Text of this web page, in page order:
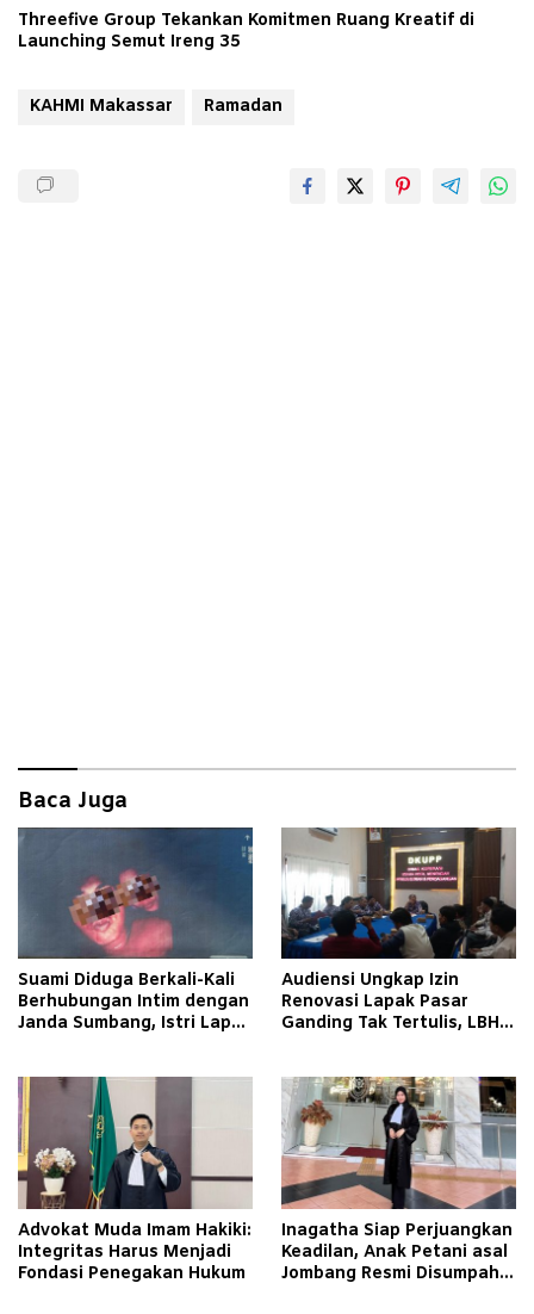
Threefive Group Tekankan Komitmen Ruang Kreatif di
Launching Semut Ireng 35
KAHMI Makassar Ramadan
Baca Juga
Suami Diduga Berkali-Kali
Berhubungan Intim dengan
Janda Sumbang, Istri Lapor
Audiensi Ungkap Izin
Renovasi Lapak Pasar
Ganding Tak Tertulis, LBH
Advokat Muda Imam Hakiki:
Integritas Harus Menjadi
Fondasi Penegakan Hukum
Inagatha Siap Perjuangkan
Keadilan, Anak Petani asal
Jombang Resmi Disumpah